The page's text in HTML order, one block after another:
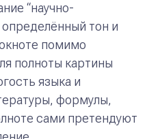
“научно-
определённый тон и
помимо
полноты картины
языка и
формулы,
сами претендуют